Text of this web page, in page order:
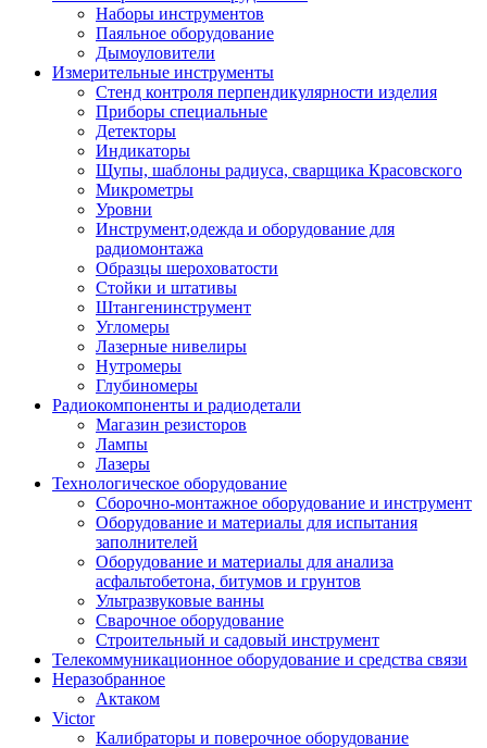
Наборы инструментов
Паяльное оборудование
Дымоуловители
Измерительные инструменты
Стенд контроля перпендикулярности изделия
Приборы специальные
Детекторы
Индикаторы
Щупы, шаблоны радиуса, сварщика Красовского
Микрометры
Уровни
Инструмент,одежда и оборудование для
радиомонтажа
Образцы шероховатости
Стойки и штативы
Штангенинструмент
Угломеры
Лазерные нивелиры
Нутромеры
Глубиномеры
Радиокомпоненты и радиодетали
Магазин резисторов
Лампы
Лазеры
Технологическое оборудование
Сборочно-монтажное оборудование и инструмент
Оборудование и материалы для испытания
заполнителей
Оборудование и материалы для анализа
асфальтобетона, битумов и грунтов
Ультразвуковые ванны
Сварочное оборудование
Строительный и садовый инструмент
Телекоммуникационное оборудование и средства связи
Неразобранное
Актаком
Victor
Калибраторы и поверочное оборудование